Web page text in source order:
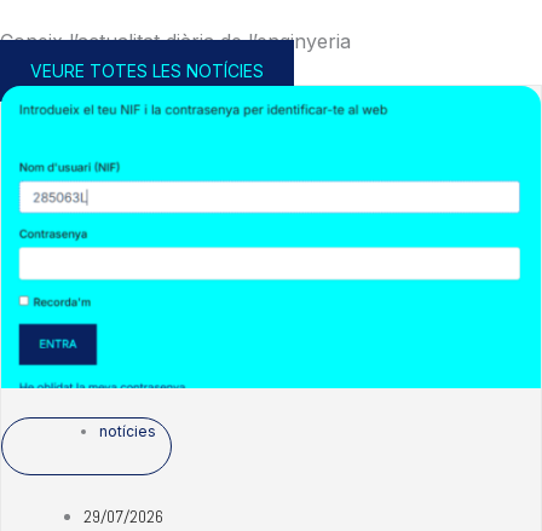
Coneix l’actualitat diària de l’enginyeria
VEURE TOTES LES NOTÍCIES
notícies
29/07/2026